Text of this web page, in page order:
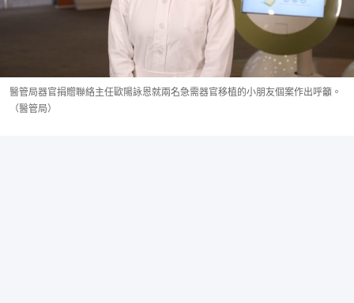
醫管局器官捐贈聯絡主任歐陽詠恩就兩名急需器官移植的小朋友個案作出呼籲。
（醫管局）